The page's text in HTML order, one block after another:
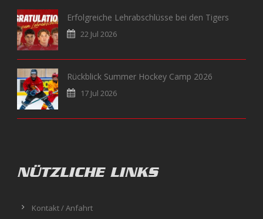
Erfolgreiche Lehrabschlüsse bei den Tigers
22 Jul 2026
Rückblick Summer Hockey Camp 2026
17 Jul 2026
NÜTZLICHE LINKS
Kontakt / Anfahrt